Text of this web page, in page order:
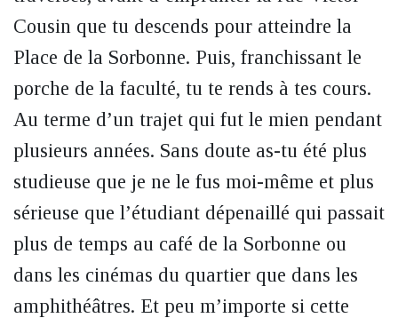
Cousin que tu descends pour atteindre la
Place de la Sorbonne. Puis, franchissant le
porche de la faculté, tu te rends à tes cours.
Au terme d’un trajet qui fut le mien pendant
plusieurs années. Sans doute as-tu été plus
studieuse que je ne le fus moi-même et plus
sérieuse que l’étudiant dépenaillé qui passait
plus de temps au café de la Sorbonne ou
dans les cinémas du quartier que dans les
amphithéâtres. Et peu m’importe si cette